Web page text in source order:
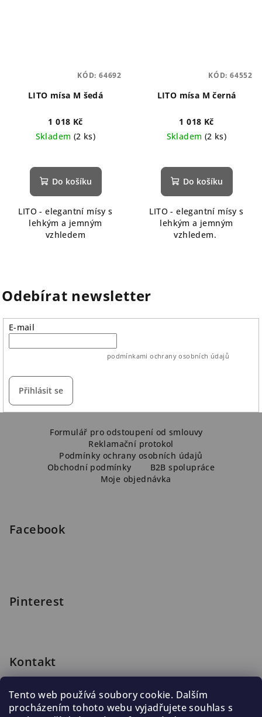
Tento web používá soubory cookie. Dalším
procházením tohoto webu vyjadřujete souhlas s
LITO mísa M šedá
1 018 Kč
Skladem (2 ks)
Do košíku
LITO - elegantní mísy s
lehkým a jemným
vzhledem
KÓD: 64692
LITO mísa M černá
1 018 Kč
Skladem (2 ks)
hodnocení
produktu
z
5
hvězdiček.
Do košíku
LITO - elegantní mísy s
lehkým a jemným
vzhledem.
KÓD: 64552
Odebírat newsletter
E-mail
podmínkami ochrany osobních údajů
Přihlásit se
Formulář pro odstoupení od smlouvy
Reklamační protokol
Podmínky ochrany osobních údajů
Obchodní podmínky
B2B spolupráce
Moje objednávka
Facebook
Pinterest
Kontakt
222 316 990
776 019 998, 602 537 625